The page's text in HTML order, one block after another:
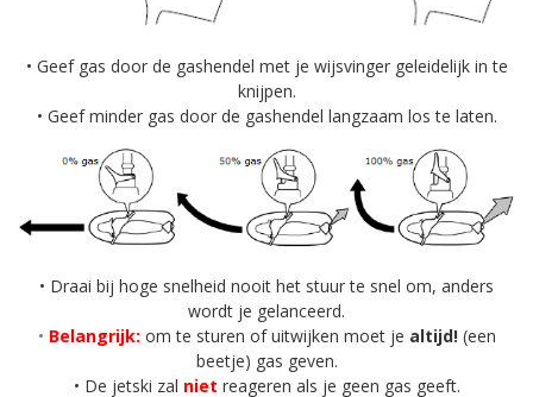
• Geef gas door de gashendel met je wijsvinger geleidelijk in te
knijpen.
• Geef minder gas door de gashendel langzaam los te laten.
• Draai bij hoge snelheid nooit het stuur te snel om, anders
wordt je gelanceerd.
• Belangrijk: om te sturen of uitwijken moet je altijd!(een
beetje) gas geven.
• De jetski zal niet reageren als je geen gas geeft.